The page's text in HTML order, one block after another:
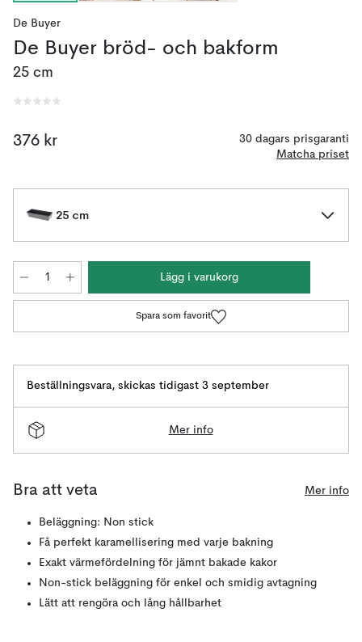
De Buyer
De Buyer bröd- och bakform
25 cm
376 kr
30 dagars prisgaranti
Matcha priset
25 cm
Lägg i varukorg
Spara som favorit
Beställningsvara, skickas tidigast 3 september
Mer info
Bra att veta Mer info
Beläggning: Non stick
Få perfekt karamellisering med varje bakning
Exakt värmefördelning för jämnt bakade kakor
Non-stick beläggning för enkel och smidig avtagning
Lätt att rengöra och lång hållbarhet